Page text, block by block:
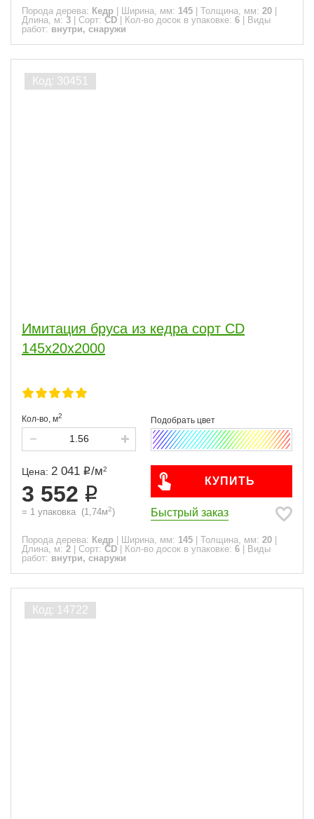
Порода дерева: Кедр Ширина, мм: 145 Толщина, мм: 20
Длина, м: 3 Сорт: CD Кол-во досок в упаковке: 6
Виды
работ: внутри, снаружи
Имитация бруса из кедра сорт CD
145x20x2000
Кол-во, м2
Цена: 2 041 /м2
3 552
= 1 упаковка (1,74м2)
КУПИТЬ
Быстрый заказ
Порода дерева: Кедр Ширина, мм: 145 Толщина, мм: 20
Длина, м: 2 Сорт: CD Кол-во досок в упаковке: 6
Виды
работ: внутри, снаружи